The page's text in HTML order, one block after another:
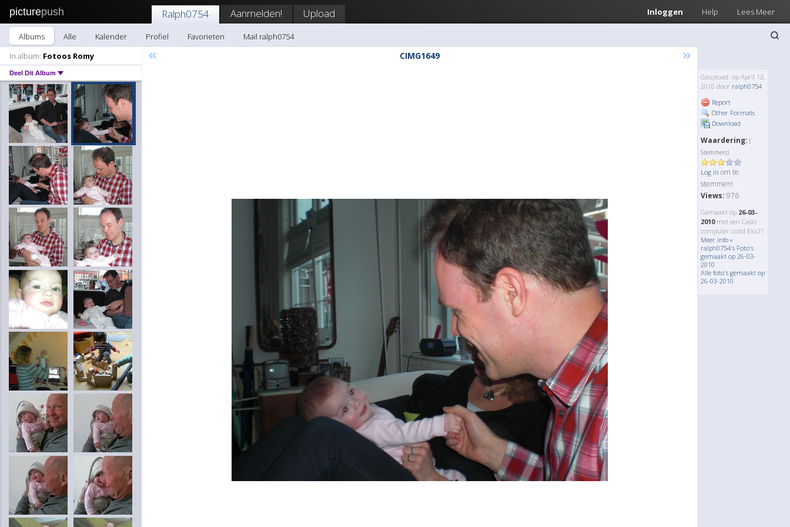
picturepush Inloggen Help Lees Meer
Ralph0754 Aanmelden! Upload
Albums Alle Kalender Profiel Favorieten
Mail ralph0754
In album: Fotoos Romy
Deel Dit Album
« CIMG1649 »
Geupload: op April 13,
2010 door ralph0754
Report
Other Formats
Download
Waardering: (
Stemmers)
Log in om te
stemmen!
Views: 976
Gemaakt op 26-03-
2010met een Casio
computer coltd Exz21
Meer Info »
ralph0754's Foto's
gemaakt op 26-03-
2010
Alle foto's gemaakt op
26-03-2010